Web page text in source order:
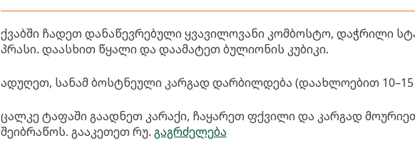
ქვაბში ჩადეთ დანაწევრებული ყვავილოვანი კომბოსტო, დაჭრილი
პრასი. დაასხით წყალი და დაამატეთ ბულიონის კუბიკი.
ადუღეთ, სანამ ბოსტნეული კარგად დარბილდება (დაახლოებით 10–15
ცალკე ტაფაში გაადნეთ კარაქი, ჩაყარეთ ფქვილი და კარგად
შეიბრაწოს. გააკეთეთ რუ. გაგრძელება